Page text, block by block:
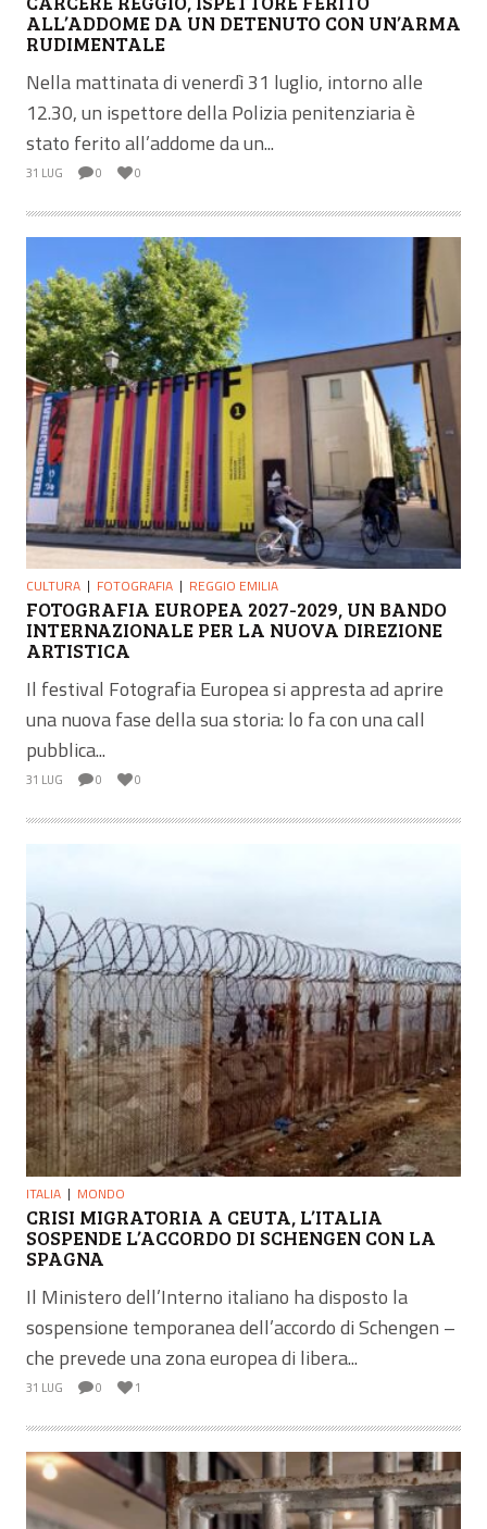
ALL’ADDOME DA UN DETENUTO CON UN’ARMA
RUDIMENTALE
Nella mattinata di venerdì 31 luglio, intorno alle
12.30, un ispettore della Polizia penitenziaria è
stato ferito all’addome da un...
31 LUG 0 0
CULTURA FOTOGRAFIA REGGIO EMILIA
FOTOGRAFIA EUROPEA 2027-2029, UN BANDO
INTERNAZIONALE PER LA NUOVA DIREZIONE
ARTISTICA
Il festival Fotografia Europea si appresta ad aprire
una nuova fase della sua storia: lo fa con una call
pubblica...
31 LUG 0 0
ITALIA MONDO
CRISI MIGRATORIA A CEUTA, L’ITALIA
SOSPENDE L’ACCORDO DI SCHENGEN CON LA
SPAGNA
Il Ministero dell’Interno italiano ha disposto la
sospensione temporanea dell’accordo di Schengen –
che prevede una zona europea di libera...
31 LUG 0 1